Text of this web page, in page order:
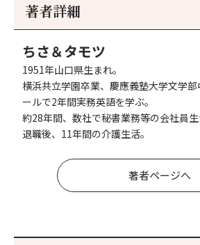
著者詳細
ちさ＆タモツ
1951年山口県生まれ。
横浜共立学園卒業、慶應義塾大学文学
ールで2年間実務英語を学ぶ。
約28年間、数社で秘書業務等の会社員
退職後、11年間の介護生活。
著者ページへ